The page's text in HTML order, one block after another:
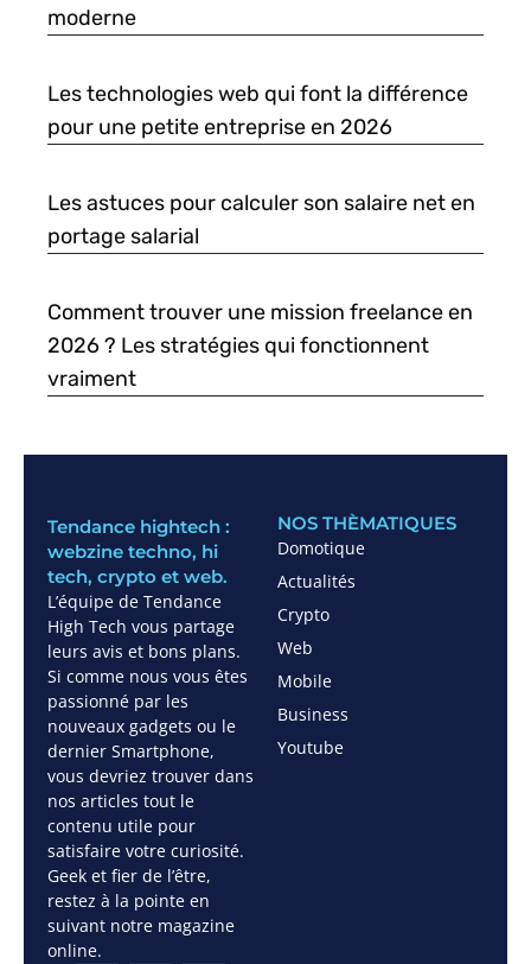
moderne
Les technologies web qui font la différence
pour une petite entreprise en 2026
Les astuces pour calculer son salaire net en
portage salarial
Comment trouver une mission freelance en
2026 ? Les stratégies qui fonctionnent
vraiment
Tendance hightech :
webzine techno, hi
tech, crypto et web.
L’équipe de Tendance
High Tech vous partage
leurs avis et bons plans.
Si comme nous vous êtes
passionné par les
nouveaux gadgets ou le
dernier Smartphone,
vous devriez trouver dans
nos articles tout le
contenu utile pour
satisfaire votre curiosité.
Geek et fier de l’être,
restez à la pointe en
suivant notre magazine
online.
NOS THÈMATIQUES
Domotique
Actualités
Crypto
Web
Mobile
Business
Youtube